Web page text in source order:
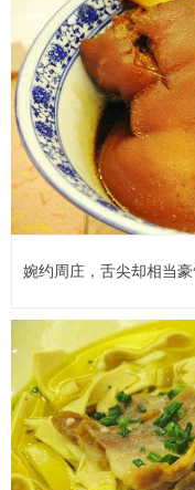
婉约周庄，舌尖却相当